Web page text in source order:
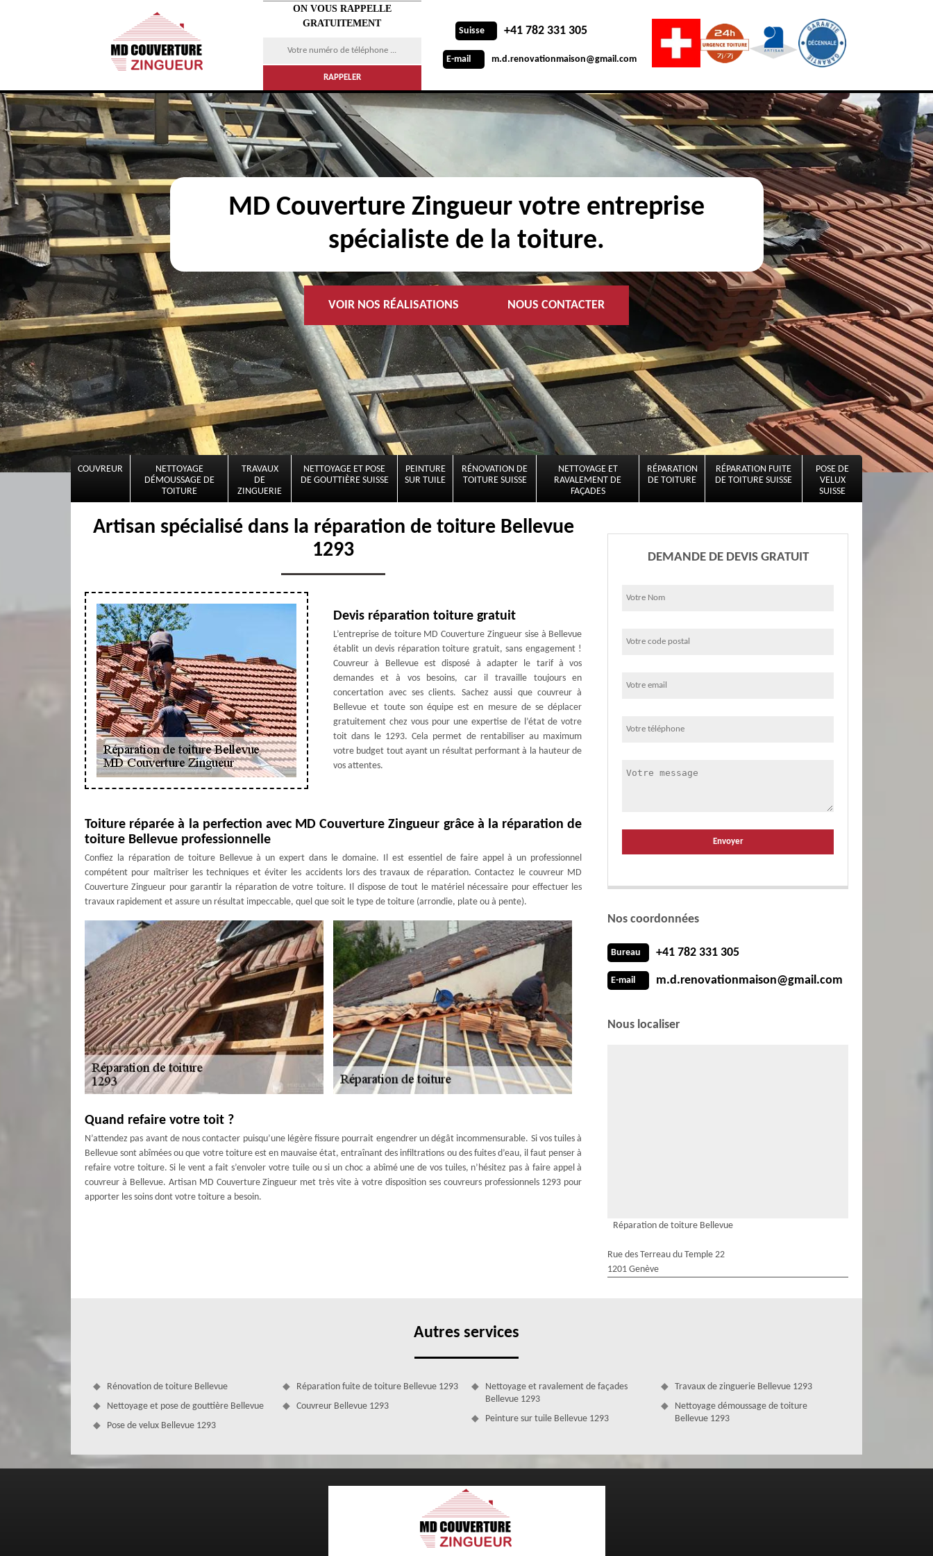
ON VOUS RAPPELLE
GRATUITEMENT
Suisse +41 782 331 305
E-mail m.d.renovationmaison@gmail.com
MD Couverture Zingueur votre entreprise
spécialiste de la toiture.
VOIR NOS RÉALISATIONS NOUS CONTACTER
COUVREUR
NETTOYAGE
DÉMOUSSAGE DE
TOITURE
TRAVAUX
DE
ZINGUERIE
NETTOYAGE ET POSE
DE GOUTTIÈRE SUISSE
PEINTURE
SUR TUILE
RÉNOVATION DE
TOITURE SUISSE
NETTOYAGE ET
RAVALEMENT DE
FAÇADES
RÉPARATION
DE TOITURE
RÉPARATION FUITE
DE TOITURE SUISSE
POSE DE
VELUX
SUISSE
Artisan spécialisé dans la réparation de toiture Bellevue
1293
Devis réparation toiture gratuit
L’entreprise de toiture MD Couverture Zingueur sise à Bellevue
établit un devis réparation toiture gratuit, sans engagement !
Couvreur à Bellevue est disposé à adapter le tarif à vos
demandes et à vos besoins, car il travaille toujours en
concertation avec ses clients. Sachez aussi que couvreur à
Bellevue et toute son équipe est en mesure de se déplacer
gratuitement chez vous pour une expertise de l’état de votre
toit dans le 1293. Cela permet de rentabiliser au maximum
votre budget tout ayant un résultat performant à la hauteur de
vos attentes.
Toiture réparée à la perfection avec MD Couverture Zingueur grâce à la réparation de
toiture Bellevue professionnelle
Confiez la réparation de toiture Bellevue à un expert dans le domaine. Il est essentiel de faire appel à un professionnel
compétent pour maîtriser les techniques et éviter les accidents lors des travaux de réparation. Contactez le couvreur MD
Couverture Zingueur pour garantir la réparation de votre toiture. Il dispose de tout le matériel nécessaire pour effectuer les
travaux rapidement et assure un résultat impeccable, quel que soit le type de toiture (arrondie, plate ou à pente).
Quand refaire votre toit ?
N’attendez pas avant de nous contacter puisqu’une légère fissure pourrait engendrer un dégât incommensurable. Si vos tuiles à
Bellevue sont abîmées ou que votre toiture est en mauvaise état, entraînant des infiltrations ou des fuites d’eau, il faut penser à
refaire votre toiture. Si le vent a fait s’envoler votre tuile ou si un choc a abîmé une de vos tuiles, n’hésitez pas à faire appel à
couvreur à Bellevue. Artisan MD Couverture Zingueur met très vite à votre disposition ses couvreurs professionnels 1293 pour
apporter les soins dont votre toiture a besoin.
Votre satisfaction étant notre mission principale, couvreur 1293 fera en sorte de vous faire bénéficier d’une prestation de choix
DEMANDE DE DEVIS GRATUIT
Nos coordonnées
Bureau +41 782 331 305
E-mail m.d.renovationmaison@gmail.com
Nous localiser
Réparation de toiture Bellevue
Rue des Terreau du Temple 22
1201 Genève
Autres services
Rénovation de toiture Bellevue
Nettoyage et pose de gouttière Bellevue
Pose de velux Bellevue 1293
Réparation fuite de toiture Bellevue 1293
Couvreur Bellevue 1293
Nettoyage et ravalement de façades
Bellevue 1293
Peinture sur tuile Bellevue 1293
Travaux de zinguerie Bellevue 1293
Nettoyage démoussage de toiture
Bellevue 1293